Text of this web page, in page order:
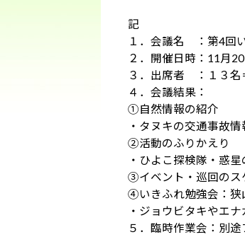
記
１．会議名 ：第4回
２．開催日時：11月
３．出席者 ：１３名
４．会議結果：
①自然情報の紹介
・タヌキの交通事故
②活動のふりかえり
・ひよこ探検隊・惑
③イベント・巡回のス
④いきふれ勉強会：狭
・ジョウビタキやエナ
５．臨時作業会：別途